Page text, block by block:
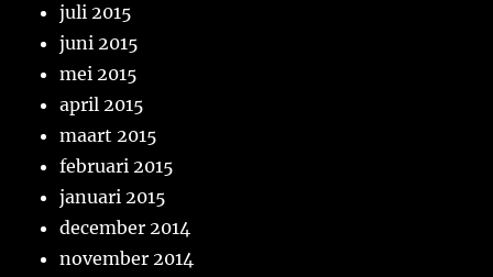
juli 2015
juni 2015
mei 2015
april 2015
maart 2015
februari 2015
januari 2015
december 2014
november 2014